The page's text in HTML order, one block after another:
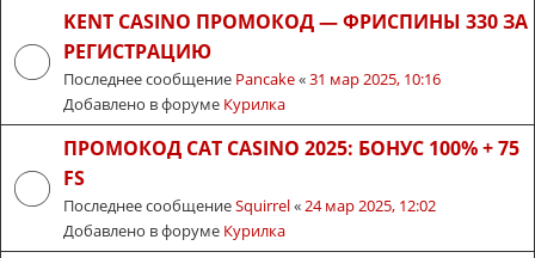
KENT CASINO ПРОМОКОД — ФРИСПИНЫ 330 ЗА
РЕГИСТРАЦИЮ
Последнее сообщение Pancake«31 мар 2025, 10:16
Добавлено в форуме Курилка
ПРОМОКОД CAT CASINO 2025: БОНУС 100% + 75
FS
Последнее сообщениеSquirrel«24 мар 2025, 12:02
Добавлено в форуме Курилка